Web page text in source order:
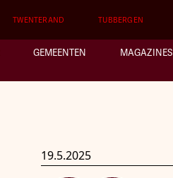
TWENTERAND TUBBERGEN
GEMEENTEN MAGAZINES
19.5.2025